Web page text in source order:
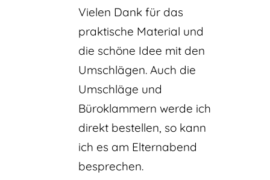
Vielen Dank für das
praktische Material und
die schöne Idee mit den
Umschlägen. Auch die
Umschläge und
Büroklammern werde ich
direkt bestellen, so kann
ich es am Elternabend
besprechen.